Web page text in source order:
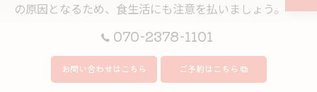
の原因となるため、食生活にも注意を払いましょう。
特に安城市や津島市の整体サロンでは、施術後に生活習
慣改善のアドバイスを受けられる場合が多く、初心者の
方でも継続しやすい環境が整っています。自宅ケアとプ
070-2378-1101
お問い合わせはこちら ご予約はこちら